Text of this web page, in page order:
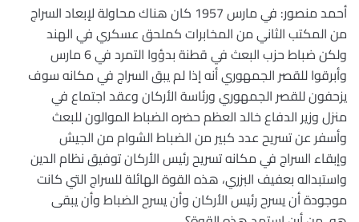
أحمد منصور: في مارس 1957 كان هناك محاولة لإبعاد السراج
من المكتب الثاني من المخابرات كملحق عسكري في الهند
ولكن ضباط حزب البعث في قطنة بدؤوا التمرد في 6 مارس
وأبرقوا للقصر الجمهوري أنه إذا لم يبق السراج في مكانه سوف
يزحفون للقصر الجمهوري ورئاسة الأركان وعقد اجتماع في
منزل وزير الدفاع خالد العظم حضره الضباط الموالون للبعث
وأسفر عن تسريح عدد كبير من الضباط الشوام من الجيش
وإبقاء السراج في مكانه تسريح رئيس الأركان توفيق نظام الدين
واستبداله بعفيف البزري، هذه القوة الهائلة للسراج التي كانت
موجودة أن يسرح رئيس الأركان وأن يسرح الضباط وأن يبقى